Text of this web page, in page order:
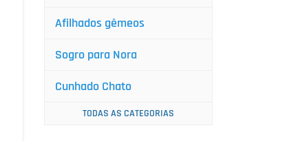
Afilhados gêmeos
Sogro para Nora
Cunhado Chato
TODAS AS CATEGORIAS